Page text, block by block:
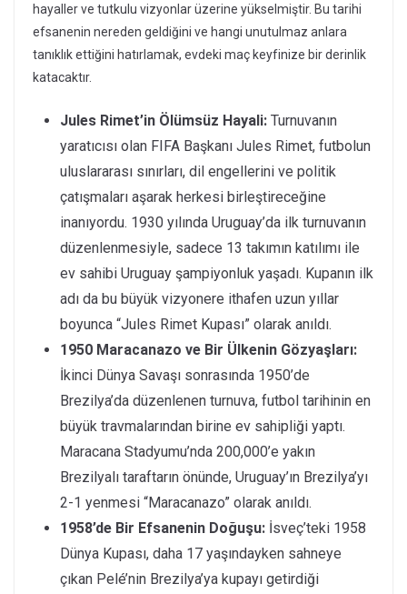
hayaller ve tutkulu vizyonlar üzerine yükselmiştir. Bu tarihi
efsanenin nereden geldiğini ve hangi unutulmaz anlara
tanıklık ettiğini hatırlamak, evdeki maç keyfinize bir derinlik
katacaktır.
Jules Rimet’in Ölümsüz Hayali: Turnuvanın
yaratıcısı olan FIFA Başkanı Jules Rimet, futbolun
uluslararası sınırları, dil engellerini ve politik
çatışmaları aşarak herkesi birleştireceğine
inanıyordu. 1930 yılında Uruguay’da ilk turnuvanın
düzenlenmesiyle, sadece 13 takımın katılımı ile
ev sahibi Uruguay şampiyonluk yaşadı. Kupanın ilk
adı da bu büyük vizyonere ithafen uzun yıllar
boyunca “Jules Rimet Kupası” olarak anıldı.
1950 Maracanazo ve Bir Ülkenin Gözyaşları:
İkinci Dünya Savaşı sonrasında 1950’de
Brezilya’da düzenlenen turnuva, futbol tarihinin en
büyük travmalarından birine ev sahipliği yaptı.
Maracana Stadyumu’nda 200,000’e yakın
Brezilyalı taraftarın önünde, Uruguay’ın Brezilya’yı
2-1 yenmesi “Maracanazo” olarak anıldı.
1958’de Bir Efsanenin Doğuşu: İsveç’teki 1958
Dünya Kupası, daha 17 yaşındayken sahneye
çıkan Pelé’nin Brezilya’ya kupayı getirdiği